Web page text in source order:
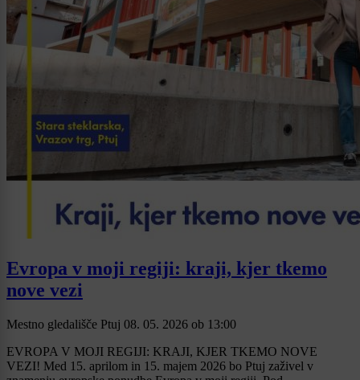
Evropa v moji regiji: kraji, kjer tkemo
nove vezi
Mestno gledališče Ptuj 08. 05. 2026 ob 13:00
EVROPA V MOJI REGIJI: KRAJI, KJER TKEMO NOVE
VEZI! Med 15. aprilom in 15. majem 2026 bo Ptuj zaživel v